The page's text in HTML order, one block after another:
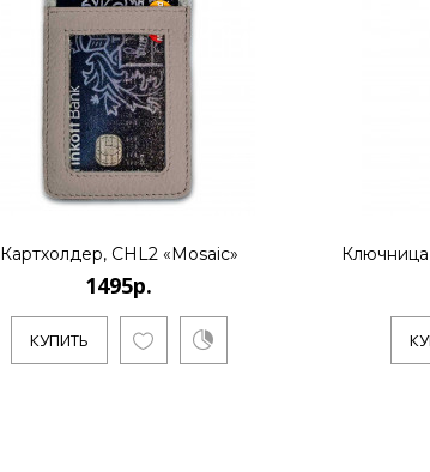
Картхолдер, CHL2 «Mosaic»
1495р.
КУПИТЬ
Ключница